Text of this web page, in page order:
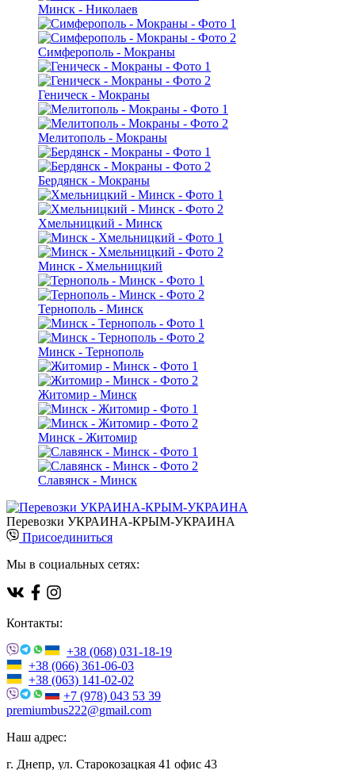
Минск - Николаев
Симферополь - Мокраны
Геническ - Мокраны
Мелитополь - Мокраны
Бердянск - Мокраны
Хмельницкий - Минск
Минск - Хмельницкий
Тернополь - Минск
Минск - Тернополь
Житомир - Минск
Минск - Житомир
Славянск - Минск
Перевозки УКРАИНА-КРЫМ-УКРАИНА
Присоединиться
Мы в социальных сетяx:
Контакты:
+38 (068) 031-18-19
+38 (066) 361-06-03
+38 (063) 141-02-02
+7 (978) 043 53 39
premiumbus222@gmail.com
Наш адрес:
г. Днепр, ул. Старокозацкая 41 офис 43